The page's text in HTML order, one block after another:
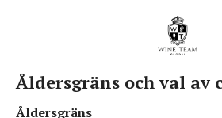
Vin från South
Åldersgräns och val av
Åldersgräns